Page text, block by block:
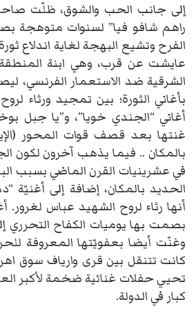
إلى جانب الحب والشوق، ظلّت
راهم شافو فيا” لسنوات متوهجة
الفرح وتشيع البهجة لغاية اندلاع
عايشت عن قرب، وهي ابنة المنطقة
الشرقية ضد الاستعمار الفرنسي،
بأغاني الثورة؛ بين تمجيد ورثاء
أغاني “الجندي خويا”، و”يا جبل
غنتها بعد قصف قوات المحور
بالمكان .. فيما يذهب آخرون لكون
في عشرينيات القرن الماضي بسبب
الحديد بالمكان، إضافة إلى أغنيّة
أنها رثاء لروح الشهيد عباس لغرور.
بصمت بها يوميات الكفاح التحرري
وغنّت أيضا بعفويّتها المعروفة
كانت تتنقل بين قرى وارياف سوق
تحيي حفلات غنائية ضخمة لأكبر
كبار في الدولة.